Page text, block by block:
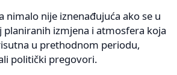
nimalo nije iznenađujuća ako se u
planiranih izmjena i atmosfera koja
u prethodnom periodu,
politički pregovori.